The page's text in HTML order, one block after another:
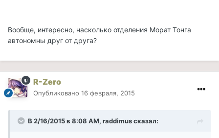
Вообще, интересно, насколько отделения Морат Тонга
автономны друг от друга?
R-Zero
Опубликовано 16 февраля, 2015
В 2/16/2015 в 8:08 AM, raddimus сказал: